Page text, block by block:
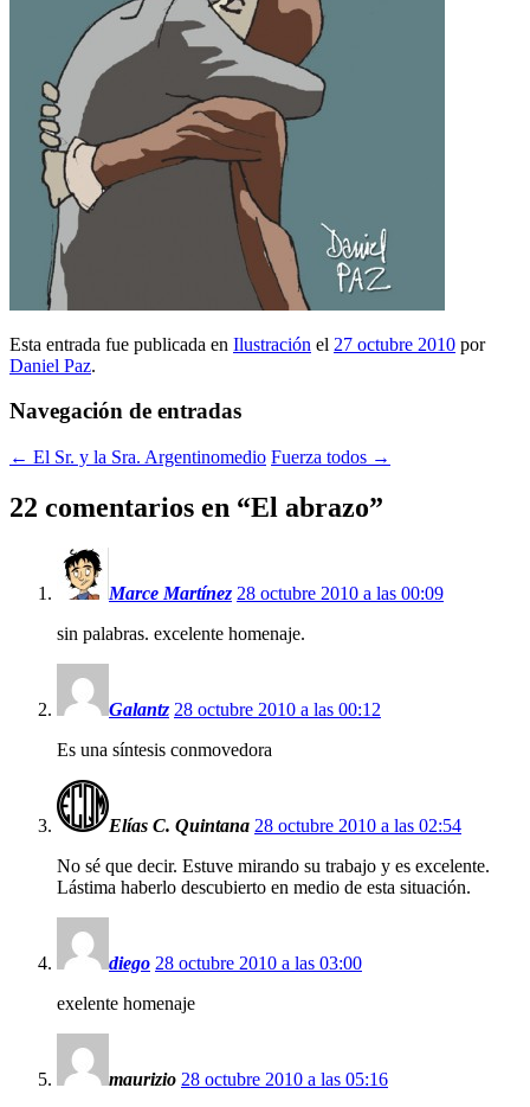
Esta entrada fue publicada en Ilustración el 27 octubre 2010 por
Daniel Paz.
Navegación de entradas
← El Sr. y la Sra. Argentinomedio Fuerza todos →
22 comentarios en “El abrazo”
Marce Martínez 28 octubre 2010 a las 00:09
sin palabras. excelente homenaje.
Galantz 28 octubre 2010 a las 00:12
Es una síntesis conmovedora
Elías C. Quintana 28 octubre 2010 a las 02:54
No sé que decir. Estuve mirando su trabajo y es excelente.
Lástima haberlo descubierto en medio de esta situación.
diego 28 octubre 2010 a las 03:00
exelente homenaje
maurizio 28 octubre 2010 a las 05:16